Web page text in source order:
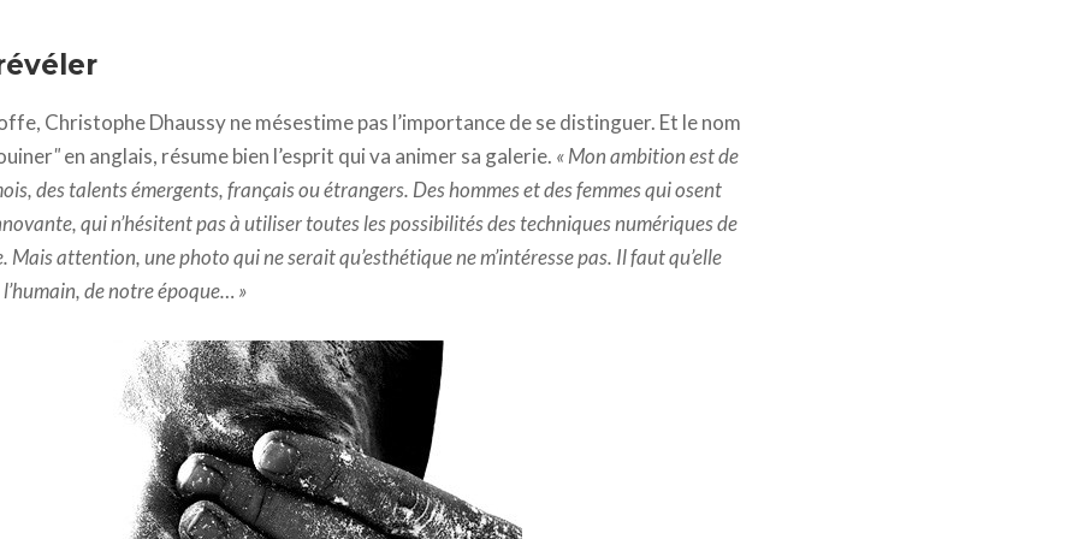
Christophe Dhaussy ne mésestime pas l’importance de se distinguer. Et le nom
"en anglais, résume bien l’esprit qui va animer sa galerie. « Mon ambition est de
des talents émergents, français ou étrangers. Des hommes et des femmes qui osent
qui n’hésitent pas à utiliser toutes les possibilités des techniques numériques de
Mais attention, une photo qui ne serait qu’esthétique ne m’intéresse pas. Il faut qu’elle
de notre époque… »